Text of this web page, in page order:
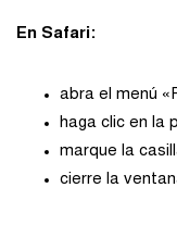
En Safari:
abra el menú
haga clic en la
marque la
cierre la